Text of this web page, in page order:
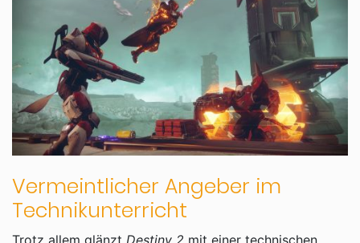
Vermeintlicher Angeber im
Technikunterricht